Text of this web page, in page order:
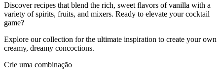
Discover recipes that blend the rich, sweet flavors of vanilla with a
variety of spirits, fruits, and mixers. Ready to elevate your cocktail
game?
Explore our collection for the ultimate inspiration to create your own
creamy, dreamy concoctions.
Crie uma combinação